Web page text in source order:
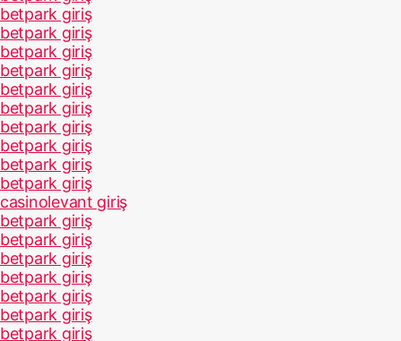
betpark giriş
betpark giriş
betpark giriş
betpark giriş
betpark giriş
betpark giriş
betpark giriş
betpark giriş
betpark giriş
betpark giriş
casinolevant giriş
betpark giriş
betpark giriş
betpark giriş
betpark giriş
betpark giriş
betpark giriş
betpark giriş